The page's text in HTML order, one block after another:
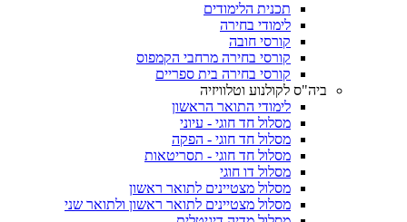
תכנית הלימודים
לימודי בחירה
קורסי חובה
קורסי בחירה מרחבי הקמפוס
קורסי בחירה בית ספריים
ביה"ס לקולנוע וטלוויזיה
לימודי התואר הראשון
מסלול חד חוגי - עיוני
מסלול חד חוגי - הפקה
מסלול חד חוגי - תסריטאות
מסלול דו חוגי
מסלול מצטיינים לתואר ראשון
מסלול מצטיינים לתואר ראשון ולתואר שני